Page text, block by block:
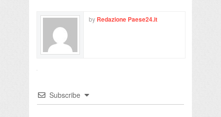
by Redazione Paese24.it
Subscribe